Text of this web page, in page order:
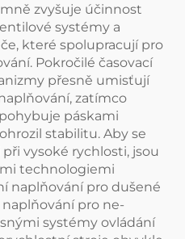
zvyšuje účinnost
systémy a
které spolupracují pro
Pokročilé časovací
přesně umisťují
zatímco
páskami
stabilitu. Aby se
vysoké rychlosti, jsou
technologiemi
naplňování pro dušené
pro ne-
systémy ovládání